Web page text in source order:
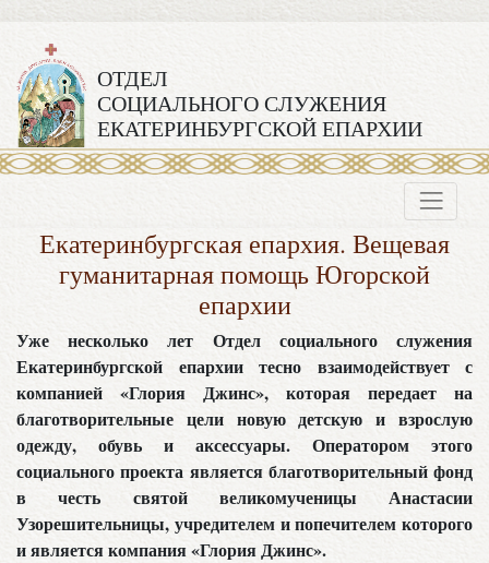
ОТДЕЛ
СОЦИАЛЬНОГО СЛУЖЕНИЯ
ЕКАТЕРИНБУРГСКОЙ ЕПАРХИИ
Екатеринбургская епархия. Вещевая
гуманитарная помощь Югорской
епархии
Уже несколько лет Отдел социального служения
Екатеринбургской епархии тесно взаимодействует с
компанией «Глория Джинс», которая передает на
благотворительные цели новую детскую и взрослую
одежду, обувь и аксессуары. Оператором этого
социального проекта является благотворительный фонд
в честь святой великомученицы Анастасии
Узорешительницы, учредителем и попечителем которого
и является компания «Глория Джинс».